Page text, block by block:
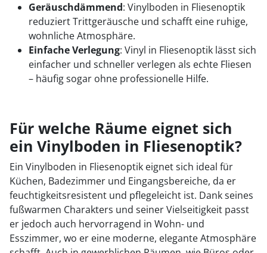
Geräuschdämmend: Vinylboden in Fliesenoptik
reduziert Trittgeräusche und schafft eine ruhige,
wohnliche Atmosphäre.
Einfache Verlegung: Vinyl in Fliesenoptik lässt sich
einfacher und schneller verlegen als echte Fliesen
– häufig sogar ohne professionelle Hilfe.
Für welche Räume eignet sich
ein Vinylboden in Fliesenoptik?
Ein Vinylboden in Fliesenoptik eignet sich ideal für
Küchen, Badezimmer und Eingangsbereiche, da er
feuchtigkeitsresistent und pflegeleicht ist. Dank seines
fußwarmen Charakters und seiner Vielseitigkeit passt
er jedoch auch hervorragend in Wohn- und
Esszimmer, wo er eine moderne, elegante Atmosphäre